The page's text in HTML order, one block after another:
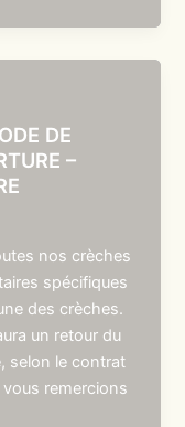
DE
–
nos crèches
spécifiques
des crèches.
un retour du
selon le contrat
vous remercions